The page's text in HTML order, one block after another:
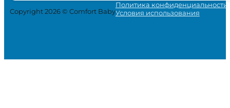
Copyright 2026 © Comfort Baby
Политика конфиденциальности
Условия использования